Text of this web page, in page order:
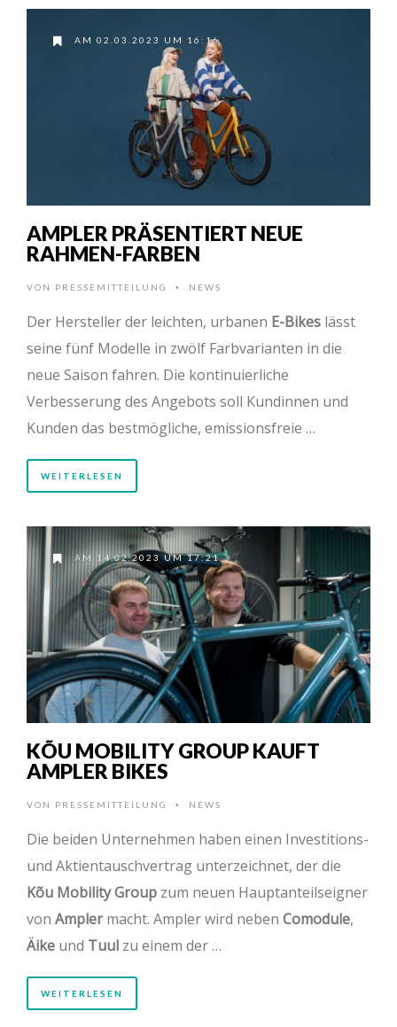
AM 02.03.2023 UM 16:16
AMPLER PRÄSENTIERT NEUE
RAHMEN-FARBEN
VON PRESSEMITTEILUNG • NEWS
Der Hersteller der leichten, urbanen E-Bikes lässt
seine fünf Modelle in zwölf Farbvarianten in die
neue Saison fahren. Die kontinuierliche
Verbesserung des Angebots soll Kundinnen und
Kunden das bestmögliche, emissionsfreie …
WEITERLESEN
AM 14.02.2023 UM 17:21
KÕU MOBILITY GROUP KAUFT
AMPLER BIKES
VON PRESSEMITTEILUNG • NEWS
Die beiden Unternehmen haben einen Investitions-
und Aktientauschvertrag unterzeichnet, der die
Kõu Mobility Group zum neuen Hauptanteilseigner
von Amplermacht. Ampler wird neben Comodule,
Äike und Tuul zu einem der …
WEITERLESEN